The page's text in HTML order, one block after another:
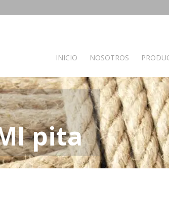
INICIO NOSOTROS
PRODUCTOS POR
Auxiliares
Bancos
Espejos
Mesas auxiliares
Percheros
Recibidores
Baño
Muebles de
pita